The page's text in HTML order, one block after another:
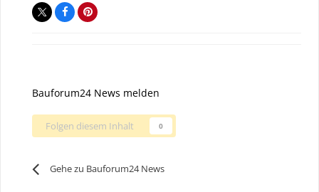
Bauforum24 News melden
Folgen diesem Inhalt 0
Gehe zu Bauforum24 News